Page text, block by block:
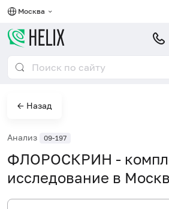
Москва
← Назад
Анализ 09-197
ФЛОРОСКРИН -
исследование в